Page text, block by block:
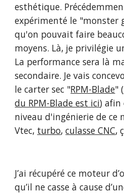
esthétique.
expérimenté le "monster
qu'on pouvait faire
moyens. Là, je privilégie
La performance sera là
secondaire. Je vais
le carter sec "RPM-Blade" (
du RPM-Blade est ici) afin
niveau d'ingénierie de ce
Vtec, turbo, culasse CNC,
J’ai récupéré ce moteur
qu’il ne casse à cause